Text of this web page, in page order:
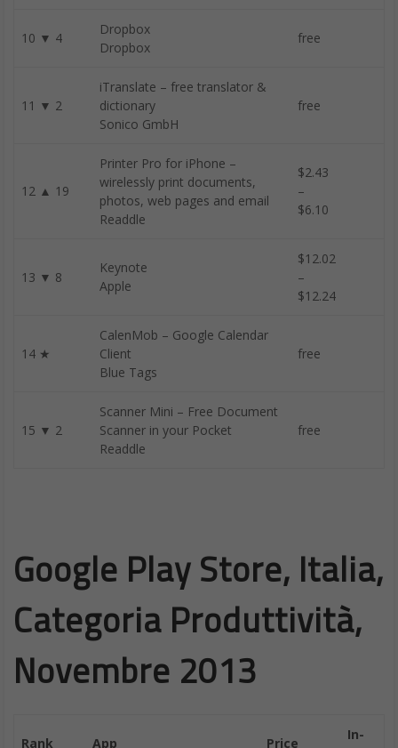
10 ▼ 4
Dropbox
Dropbox
free
11 ▼ 2
iTranslate – free translator &
dictionary
Sonico GmbH
free
12 ▲ 19
Printer Pro for iPhone –
wirelessly print documents,
photos, web pages and email
Readdle
$2.43
–
$6.10
13 ▼ 8
Keynote
Apple
$12.02
–
$12.24
14 ★
CalenMob – Google Calendar
Client
Blue Tags
free
15 ▼ 2
Scanner Mini – Free Document
Scanner in your Pocket
Readdle
free
Google Play Store, Italia,
Categoria Produttività,
Novembre 2013
Rank App Price
In-